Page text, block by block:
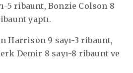
5 ribaunt, Bonzie Colson 8
yaptı.
Harrison 9 sayı-3 ribaunt,
Demir 8 sayı-8 ribaunt ve